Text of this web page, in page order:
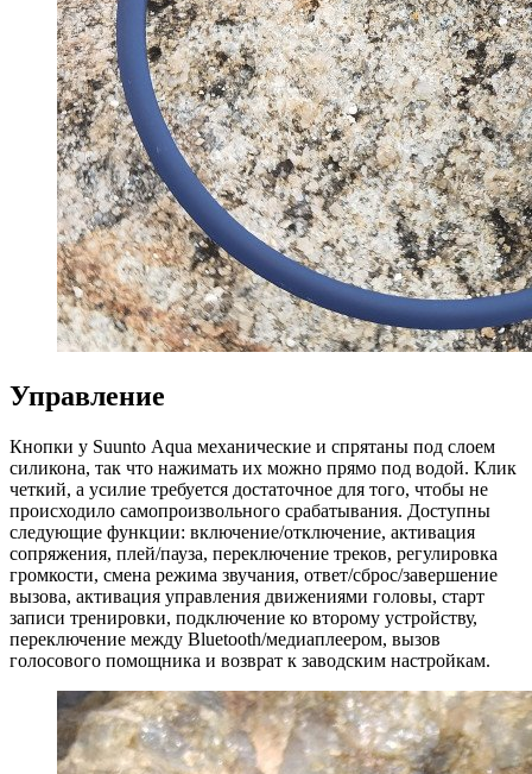
Управление
Кнопки у Suunto Aqua механические и спрятаны под слоем
силикона, так что нажимать их можно прямо под водой. Клик
четкий, а усилие требуется достаточное для того, чтобы не
происходило самопроизвольного срабатывания. Доступны
следующие функции: включение/отключение, активация
сопряжения, плей/пауза, переключение треков, регулировка
громкости, смена режима звучания, ответ/сброс/завершение
вызова, активация управления движениями головы, старт
записи тренировки, подключение ко второму устройству,
переключение между Bluetooth/медиаплеером, вызов
голосового помощника и возврат к заводским настройкам.